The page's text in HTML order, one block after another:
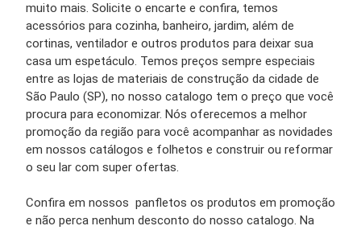
muito mais. Solicite o encarte e confira, temos
acessórios para cozinha, banheiro, jardim, além de
cortinas, ventilador e outros produtos para deixar sua
casa um espetáculo. Temos preços sempre especiais
entre as lojas de materiais de construção da cidade de
São Paulo (SP), no nosso catalogo tem o preço que você
procura para economizar. Nós oferecemos a melhor
promoção da região para você acompanhar as novidades
em nossos catálogos e folhetos e construir ou reformar
o seu lar com super ofertas.
Confira em nossos panfletos os produtos em promoção
e não perca nenhum desconto do nosso catalogo. Na